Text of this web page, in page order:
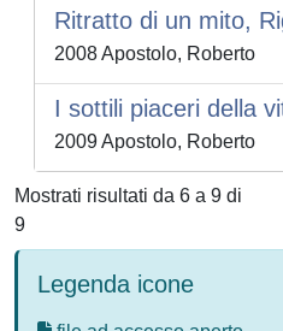
Ritratto di un mito,
2008 Apostolo, Roberto
I sottili piaceri della
2009 Apostolo, Roberto
Mostrati risultati da 6 a 9 di
9
Legenda icone